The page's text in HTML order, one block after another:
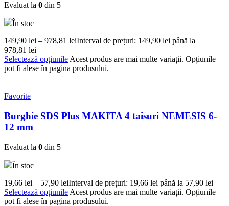
Evaluat la 0 din 5
În stoc
149,90 lei – 978,81 leiInterval de prețuri: 149,90 lei până la
978,81 lei
Selectează opțiunile Acest produs are mai multe variații. Opțiunile
pot fi alese în pagina produsului.
Favorite
Burghie SDS Plus MAKITA 4 taisuri NEMESIS 6-
12 mm
Evaluat la 0 din 5
În stoc
19,66 lei – 57,90 leiInterval de prețuri: 19,66 lei până la 57,90 lei
Selectează opțiunile Acest produs are mai multe variații. Opțiunile
pot fi alese în pagina produsului.